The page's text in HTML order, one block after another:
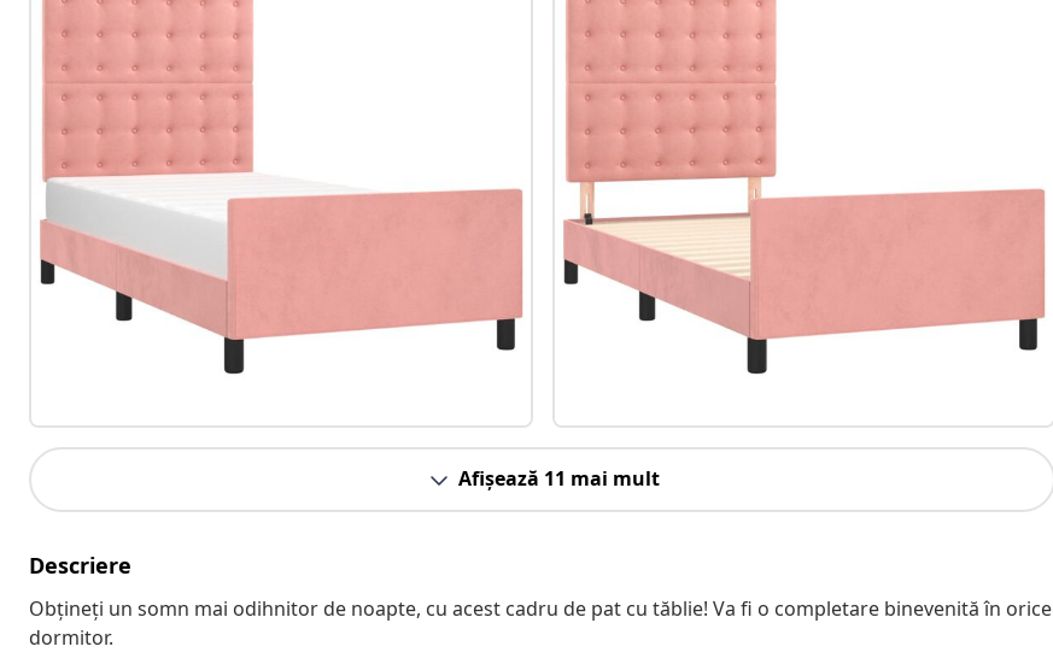
Afișează 11 mai mult
Descriere
Obțineți un somn mai odihnitor de noapte, cu acest cadru de pat cu tăblie! Va fi o completare binevenită în orice
dormitor.